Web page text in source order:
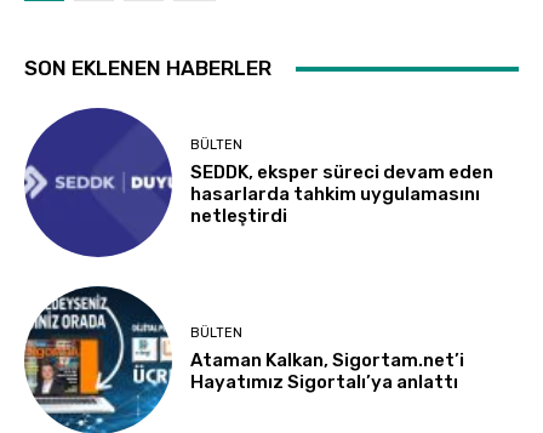
SON EKLENEN HABERLER
BÜLTEN
SEDDK, eksper süreci devam eden
hasarlarda tahkim uygulamasını
netleştirdi
BÜLTEN
Ataman Kalkan, Sigortam.net’i
Hayatımız Sigortalı’ya anlattı